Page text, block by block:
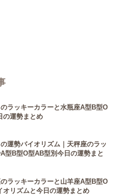
ラッキーカラーと水瓶座A型B型O
の運勢まとめ
運勢バイオリズム｜天秤座のラッ
型B型O型AB型別今日の運勢まと
ラッキーカラーと山羊座A型B型O
オリズムと今日の運勢まとめ